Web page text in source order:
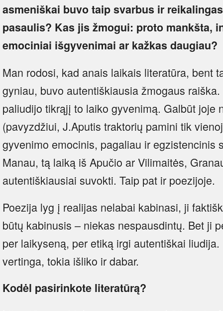
asmeniškai buvo taip svarbus ir
pasaulis? Kas jis žmogui: proto mankšta,
emociniai išgyvenimai ar kažkas daugiau?
Man rodosi, kad anais laikais literatūra, bent
gyniau, buvo autentiškiausia žmogaus
paliudijo tikrąjį to laiko gyvenimą. Galbūt joje
(pavyzdžiui, J.Aputis traktorių pamini tik
gyvenimo emocinis, pagaliau ir egzistencinis
Manau, tą laiką iš Apučio ar Vilimaitės,
autentiškiausiai suvokti. Taip pat ir poezijoje.
Poezija lyg į realijas nelabai kabinasi, ji
būtų kabinusis – niekas nespausdintų. Bet ji
per laikyseną, per etiką irgi autentiškai
vertinga, tokia išliko ir dabar.
Kodėl pasirinkote literatūrą?